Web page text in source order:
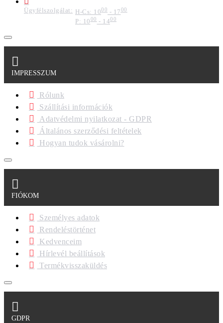
Ügyfélszolgálat: H-Cs: 1000 - 1700
P: 1000- 1400
IMPRESSZUM
Rólunk
Szállítási információk
Adatvédelmi nyilatkozat - GDPR
Általános szerződési feltételek
Hogyan tudok vásárolni?
FIÓKOM
Személyes adatok
Rendeléstörténet
Kedvenceim
Hírlevél beállítások
Termékvisszaküldés
GDPR